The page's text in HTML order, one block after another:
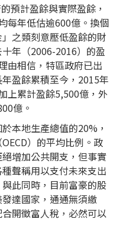
預計盈餘與實際盈餘，
每年低估逾600億。換個
之類刻意壓低盈餘的財
年（2006-2016）的盈
由相信，特區政府已出
盈餘累積至今，2015年
上累計盈餘5,500億，外
億。
本地生產總值的20%，
）的平均比例。政
增加公共開支，但事實
聲稱用以支付未來支出
此同時，目前富豪的股
達國家，通通無須繳
開徵富人稅，必然可以